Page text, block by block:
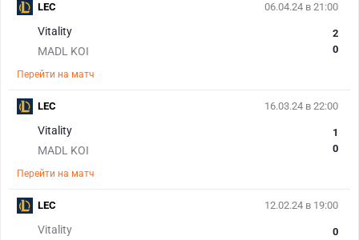
06.04.24 в 21:00
Vitality
MADL KOI
2
0
Перейти на матч
LEC
16.03.24 в 22:00
Vitality
MADL KOI
1
0
Перейти на матч
LEC
12.02.24 в 19:00
Vitality
0
LEC